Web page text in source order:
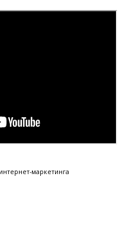
маркетинга